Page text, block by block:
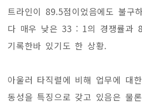
트라인이 89.5점이었음에도 불구
다 매우 낮은 33 : 1의 경쟁률과
기록한바 있기도 한 상황.
아울러 타직렬에 비해 업무에 대
동성을 특징으로 갖고 있음은 물